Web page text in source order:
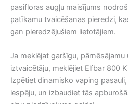
pasifloras augļu maisījums
patīkamu tvaicēšanas pieredzi,
gan pieredzējušiem lietotājiem.
Ja meklējat garšīgu, pārnēsājamu
iztvaicētāju, meklējiet Elfbar 800
Izpētiet dinamisko vaping
iespēju, un izbaudiet tās